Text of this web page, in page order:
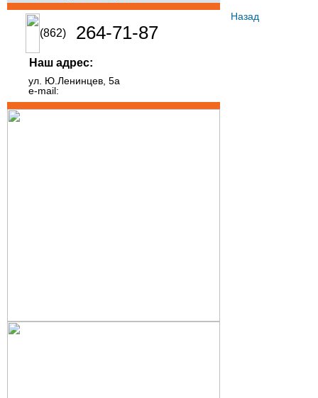
(862) 264-71-87
Наш адрес:
ул. Ю.Ленинцев, 5а
e-mail:
Назад